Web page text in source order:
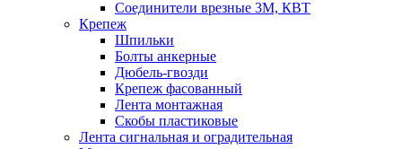
Соединители врезные 3M, КВТ
Крепеж
Шпильки
Болты анкерные
Дюбель-гвозди
Крепеж фасованный
Лента монтажная
Скобы пластиковые
Лента сигнальная и оградительная